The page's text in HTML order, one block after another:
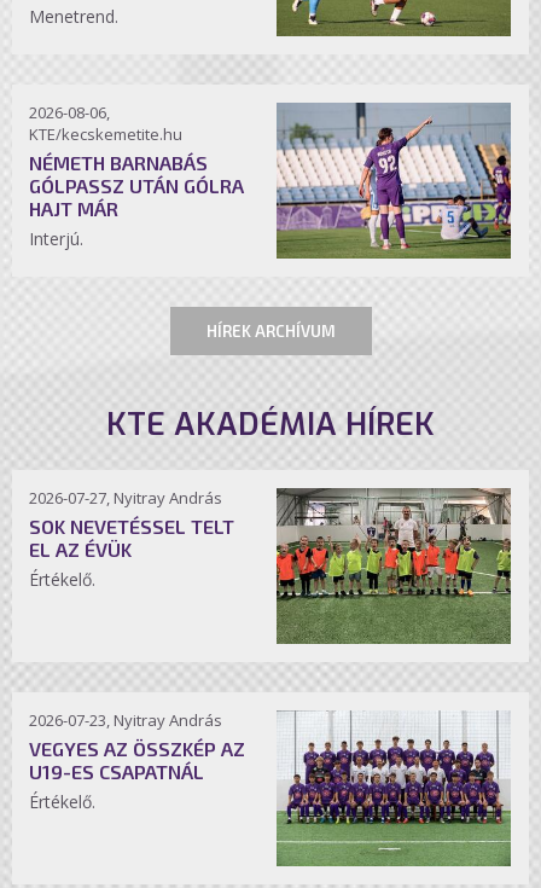
Menetrend.
2026-08-06,
KTE/kecskemetite.hu
NÉMETH BARNABÁS
GÓLPASSZ UTÁN GÓLRA
HAJT MÁR
Interjú.
HÍREK ARCHÍVUM
KTE AKADÉMIA HÍREK
2026-07-27, Nyitray András
SOK NEVETÉSSEL TELT
EL AZ ÉVÜK
Értékelő.
2026-07-23, Nyitray András
VEGYES AZ ÖSSZKÉP AZ
U19-ES CSAPATNÁL
Értékelő.